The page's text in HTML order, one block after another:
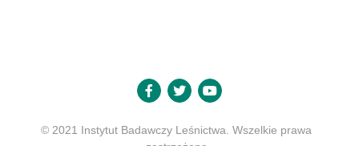
© 2021 Instytut Badawczy Leśnictwa. Wszelkie prawa